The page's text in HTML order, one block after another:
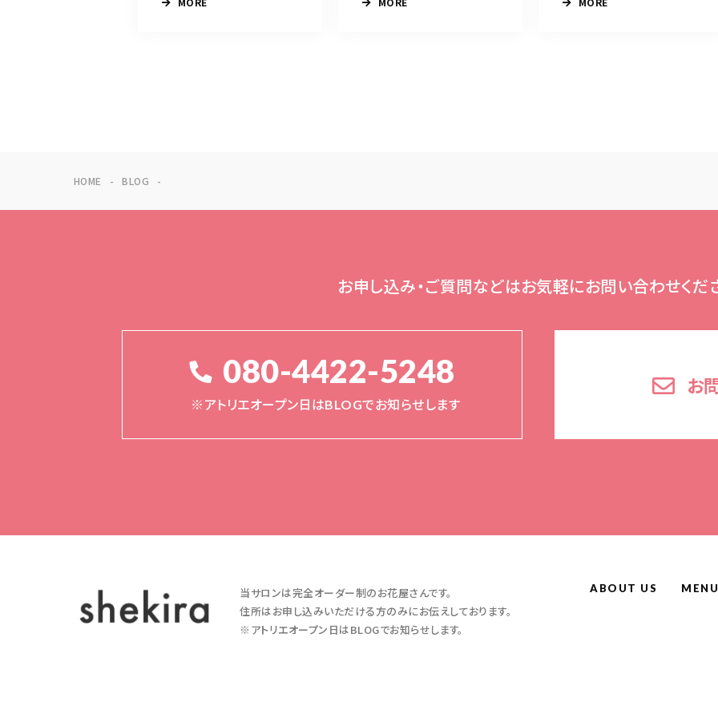
HOME BLOG
お申し込み・ご質問などはお気軽にお問い合わせくだ
080-4422-5248
※アトリエオープン日はBLOGでお知らせします
お
当サロンは完全オーダー制のお花屋さんです。
住所はお申し込みいただける方のみにお伝えしております。
※アトリエオープン日はBLOGでお知らせします。
ABOUT US MENU